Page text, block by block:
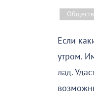
Если
утром.
лад.